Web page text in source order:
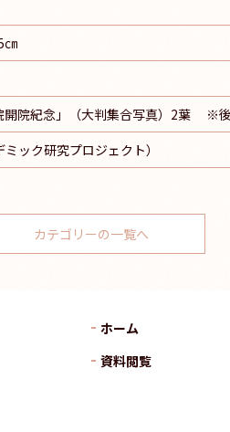
㎝
開院紀念」（大判集合写真）2葉 ※
ック研究プロジェクト）
カテゴリーの一覧へ
ホーム
資料閲覧